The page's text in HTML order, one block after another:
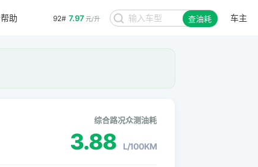
92# 7.97 元/升 查油耗 车主
帮助
综合路况众测油耗
3.88 L/100KM